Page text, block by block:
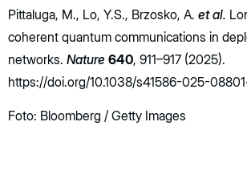
Pittaluga, M., Lo, Y.S., Brzosko, A. et al.
coherent quantum communications in
networks. Nature 640, 911–917 (2025).
https://doi.org/10.1038/s41586-025-
Foto: Bloomberg / Getty Images